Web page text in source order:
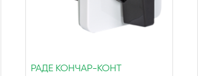
РАДЕ КОНЧАР-КОНТ